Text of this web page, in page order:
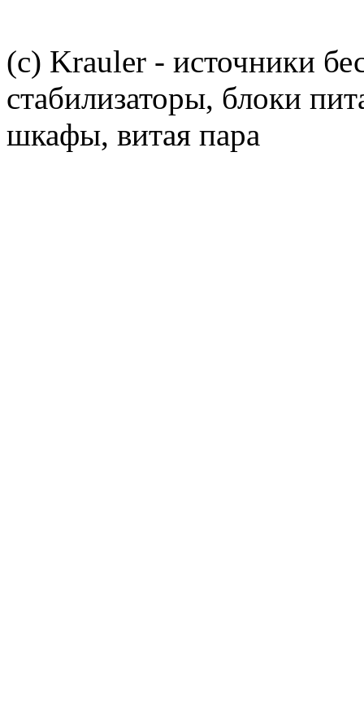
(c) Krauler - источники
стабилизаторы, блоки
шкафы, витая пара